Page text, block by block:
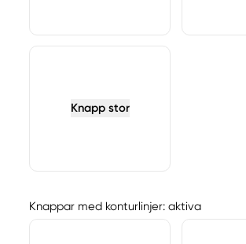
Knapp stor
Knappar med konturlinjer: aktiva